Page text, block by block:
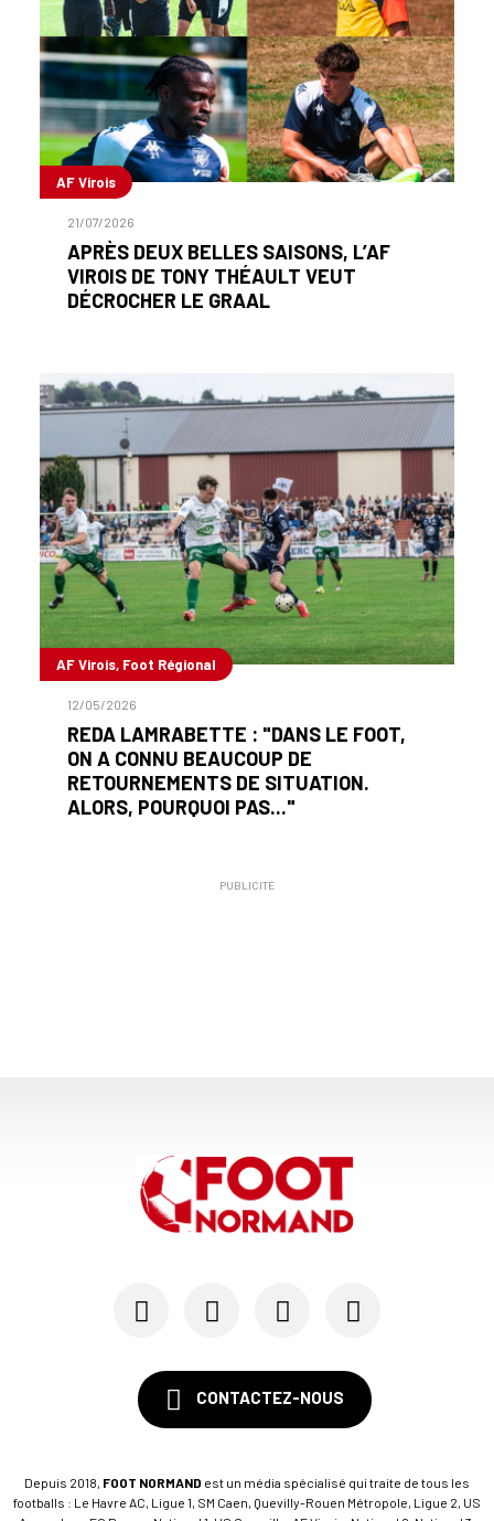
AF Virois
21/07/2026
APRÈS DEUX BELLES SAISONS, L’AF
VIROIS DE TONY THÉAULT VEUT
DÉCROCHER LE GRAAL
AF Virois, Foot Régional
12/05/2026
REDA LAMRABETTE : "DANS LE FOOT,
ON A CONNU BEAUCOUP DE
RETOURNEMENTS DE SITUATION.
ALORS, POURQUOI PAS..."
PUBLICITÉ
CONTACTEZ-NOUS
Depuis 2018, FOOT NORMAND est un média spécialisé qui traite de tous les
footballs : Le Havre AC, Ligue 1, SM Caen, Quevilly-Rouen Métropole, Ligue 2, US